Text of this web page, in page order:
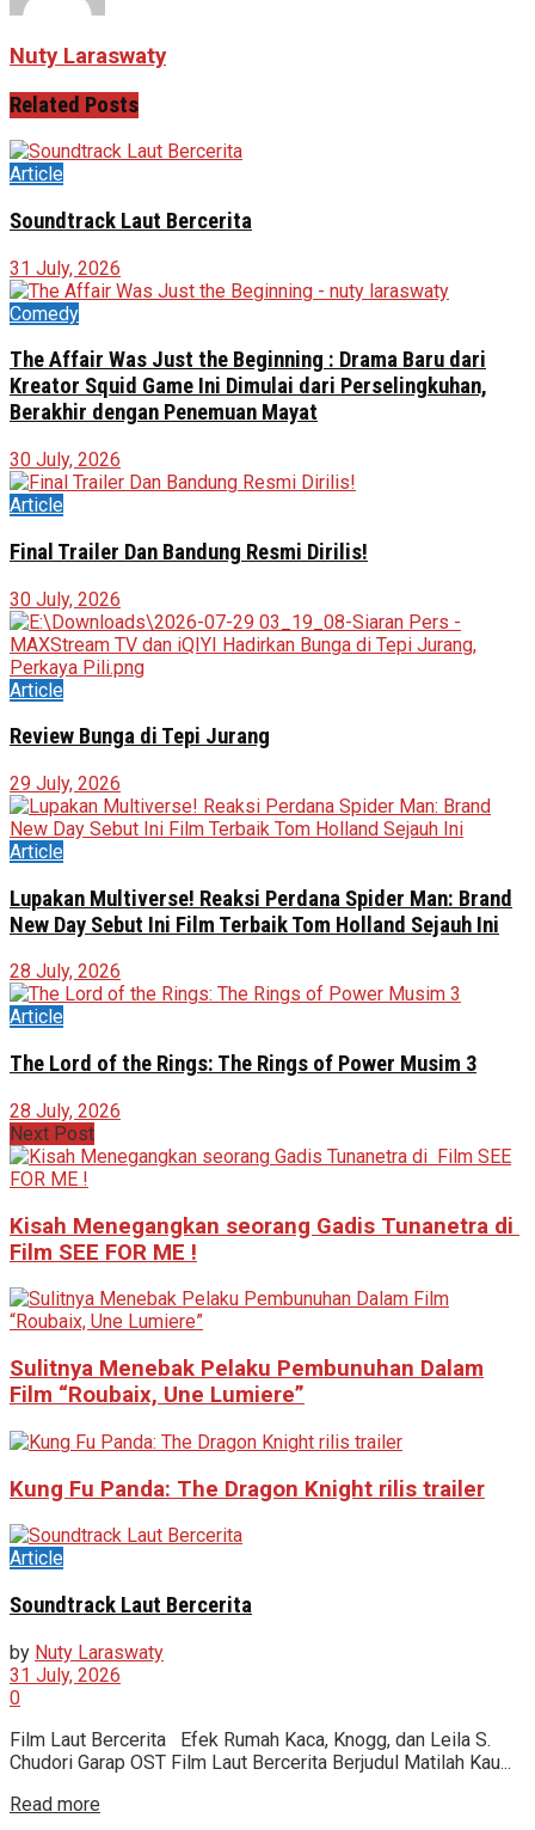
Nuty Laraswaty
Related Posts
Article
Soundtrack Laut Bercerita
31 July, 2026
Comedy
The Affair Was Just the Beginning : Drama Baru dari
Kreator Squid Game Ini Dimulai dari Perselingkuhan,
Berakhir dengan Penemuan Mayat
30 July, 2026
Article
Final Trailer Dan Bandung Resmi Dirilis!
30 July, 2026
Article
Review Bunga di Tepi Jurang
29 July, 2026
Article
Lupakan Multiverse! Reaksi Perdana Spider Man: Brand
New Day Sebut Ini Film Terbaik Tom Holland Sejauh Ini
28 July, 2026
Article
The Lord of the Rings: The Rings of Power Musim 3
28 July, 2026
Next Post
Kisah Menegangkan seorang Gadis Tunanetra di
Film SEE FOR ME !
Sulitnya Menebak Pelaku Pembunuhan Dalam
Film “Roubaix, Une Lumiere”
Kung Fu Panda: The Dragon Knight rilis trailer
Article
Soundtrack Laut Bercerita
by Nuty Laraswaty
31 July, 2026
0
Film Laut Bercerita Efek Rumah Kaca, Knogg, dan Leila S.
Chudori Garap OST Film Laut Bercerita Berjudul Matilah Kau...
Read more